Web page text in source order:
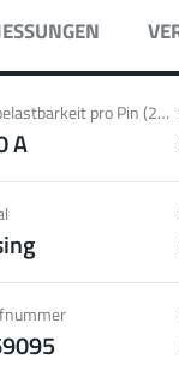
Strombelastbarkeit pro Pin (20°C) ~
A